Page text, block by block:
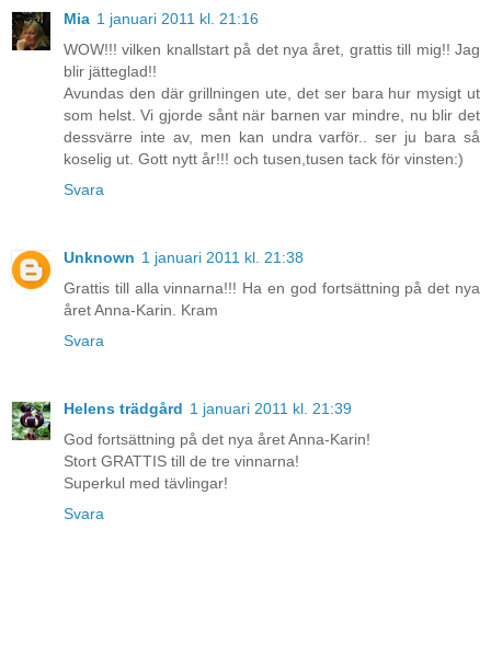
Mia 1 januari 2011 kl. 21:16
WOW!!! vilken knallstart på det nya året, grattis till mig!! Jag
blir jätteglad!!
Avundas den där grillningen ute, det ser bara hur mysigt ut
som helst. Vi gjorde sånt när barnen var mindre, nu blir det
dessvärre inte av, men kan undra varför.. ser ju bara så
koselig ut. Gott nytt år!!! och tusen,tusen tack för vinsten:)
Svara
Unknown 1 januari 2011 kl. 21:38
Grattis till alla vinnarna!!! Ha en god fortsättning på det nya
året Anna-Karin. Kram
Svara
Helens trädgård 1 januari 2011 kl. 21:39
God fortsättning på det nya året Anna-Karin!
Stort GRATTIS till de tre vinnarna!
Superkul med tävlingar!
Svara